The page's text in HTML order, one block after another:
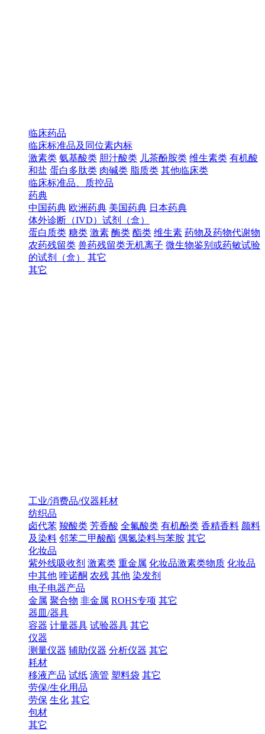
临床药品
临床标准品及同位素内标
激素类 氨基酸类 胆汁酸类 儿茶酚胺类 维生素类 有机酸
和盐 蛋白多肽类 肉碱类 脂质类 其他临床类
临床标准品、质控品
药典
中国药典 欧洲药典 美国药典 日本药典
体外诊断（IVD）试剂（盒）
蛋白质类 糖类 激素 酶类 酯类 维生素 药物及药物代谢物
农药残留类 兽药残留类无机离子 微生物鉴别或药敏试验
的试剂（盒）
其它
其它
工业/消费品/仪器耗材
纺织品
卤代苯 羧酸类 芳香酸 全氟酸类 有机酚类 香精香料 颜料
及染料 邻苯二甲酸酯 偶氮染料与苯胺 其它
化妆品
紫外线吸收剂 激素类 重金属 化妆品激素类物质 化妆品
中其他 喹诺酮 农残 其他 染发剂
电子电器产品
金属 聚合物 非金属 ROHS专项 其它
器皿/器具
容器 计量器具 试验器具 其它
仪器
测量仪器 辅助仪器 分析仪器 其它
耗材
移液产品 试纸 滴管 塑料袋 其它
劳保/生化用品
劳保 生化 其它
包材
其它